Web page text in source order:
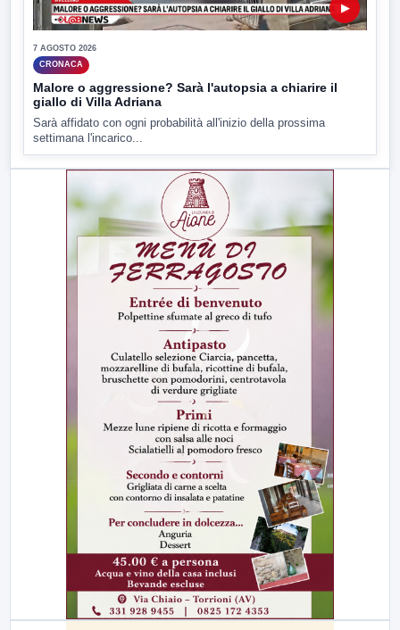
▶
7 AGOSTO 2026
CRONACA
Malore o aggressione? Sarà l'autopsia a chiarire il
giallo di Villa Adriana
Sarà affidato con ogni probabilità all'inizio della prossima
settimana l'incarico...